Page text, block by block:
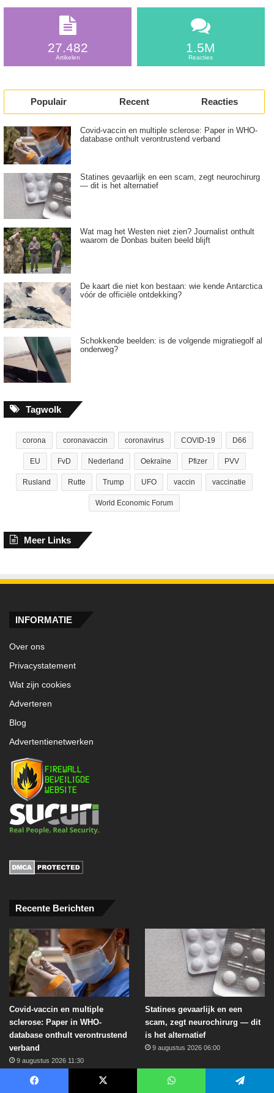
27.482
Artikelen
1.5M
Reacties
Populair Recent Reacties
Covid-vaccin en multiple sclerose: Paper in WHO-
database onthult verontrustend verband
Statines gevaarlijk en een scam, zegt neurochirurg
— dit is het alternatief
Wat mag het Westen niet zien? Journalist onthult
waarom de Donbas buiten beeld blijft
De kaart die niet kon bestaan: wie kende Antarctica
vóór de officiële ontdekking?
Schokkende beelden: is de volgende migratiegolf al
onderweg?
Tagwolk
corona coronavaccin coronavirus COVID-19 D66
EU FvD Nederland Oekraïne Pfizer PVV
Rusland Rutte Trump UFO vaccin vaccinatie
World Economic Forum
Meer Links
INFORMATIE
Over ons
Privacystatement
Wat zijn cookies
Adverteren
Blog
Advertentienetwerken
Recente Berichten
Covid-vaccin en multiple
sclerose: Paper in WHO-
database onthult verontrustend
verband
9 augustus 2026 11:30
Statines gevaarlijk en een
scam, zegt neurochirurg — dit
is het alternatief
9 augustus 2026 06:00